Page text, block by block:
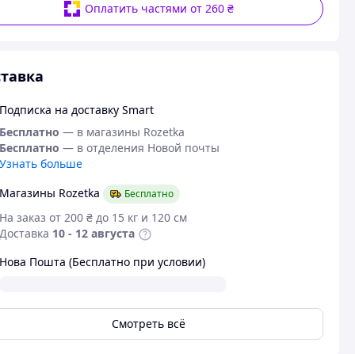
Оплатить частями от 260 ₴
Подписка на доставку Smart
Бесплатно — в магазины Rozetka
Бесплатно — в отделения Новой почты
Узнать больше
Магазины Rozetka
Бесплатно
На заказ от 200 ₴ до 15 кг и 120 см
Доставка 10 - 12 августа
Нова Пошта (Бесплатно при условии)
Смотреть всё